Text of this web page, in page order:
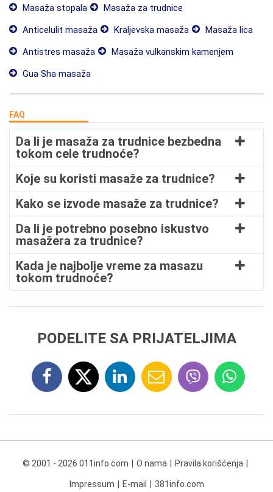
Masaža stopala
Masaža za trudnice
Anticelulit masaža
Kraljevska masaža
Masaža lica
Antistres masaža
Masaža vulkanskim kamenjem
Gua Sha masaža
FAQ
Da li je masaža za trudnice bezbedna
tokom cele trudnoće?
Koje su koristi masaže za trudnice?
Kako se izvode masaže za trudnice?
Da li je potrebno posebno iskustvo
masažera za trudnice?
Kada je najbolje vreme za masazu
tokom trudnoće?
PODELITE SA PRIJATELJIMA
© 2001 - 2026 011info.com O nama Pravila korišćenja
Impressum E-mail 381info.com